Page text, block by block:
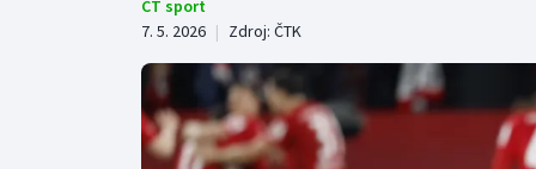
Cyklistika
Boby a skeleton
Box
ČT sport
7. 5. 2026 | Zdroj: ČTK